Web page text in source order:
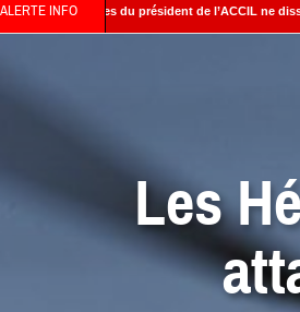
ALERTE INFO
du président de l’ACCIL ne dissipent pas
Les